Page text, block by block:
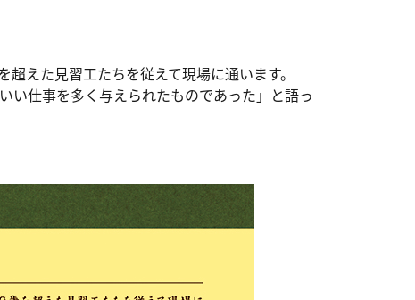
えた見習工たちを従えて現場に通います。
い仕事を多く与えられたものであった」と語っ